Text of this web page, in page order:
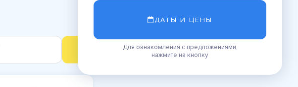
ДАТЫ И ЦЕНЫ
Для ознакомления с предложениями,
нажмите на кнопку